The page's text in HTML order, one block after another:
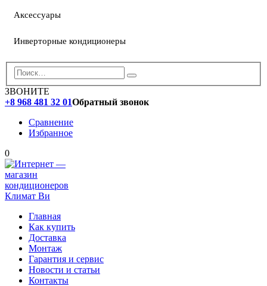
Аксессуары
Инверторные кондиционеры
ЗВОНИТЕ
+8 968 481 32 01Обратный звонок
Сравнение
Избранное
0
Главная
Как купить
Доставка
Монтаж
Гарантия и сервис
Новости и статьи
Контакты